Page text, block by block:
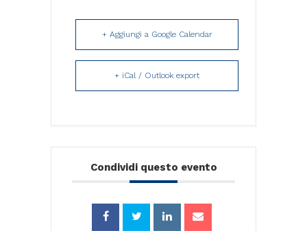
+ Aggiungi a Google Calendar
+ iCal / Outlook export
Condividi questo evento